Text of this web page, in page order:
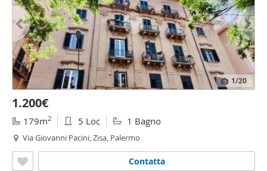
1/20
1.200€
179m2 5 Loc 1 Bagno
Via Giovanni Pacini, Zisa, Palermo
Contatta